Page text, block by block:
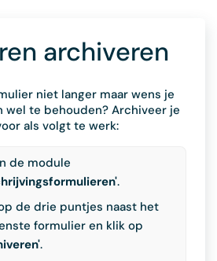
archiveren
niet langer maar wens je
wel te behouden? Archiveer je
als volgt te werk:
de module
.
de drie puntjes naast het
formulier en klik op
.